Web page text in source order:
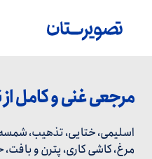
مرجعی غنی و کامل از
اسلیمی، ختایی، تذهیب،
مرغ، کاشی کاری، پترن و